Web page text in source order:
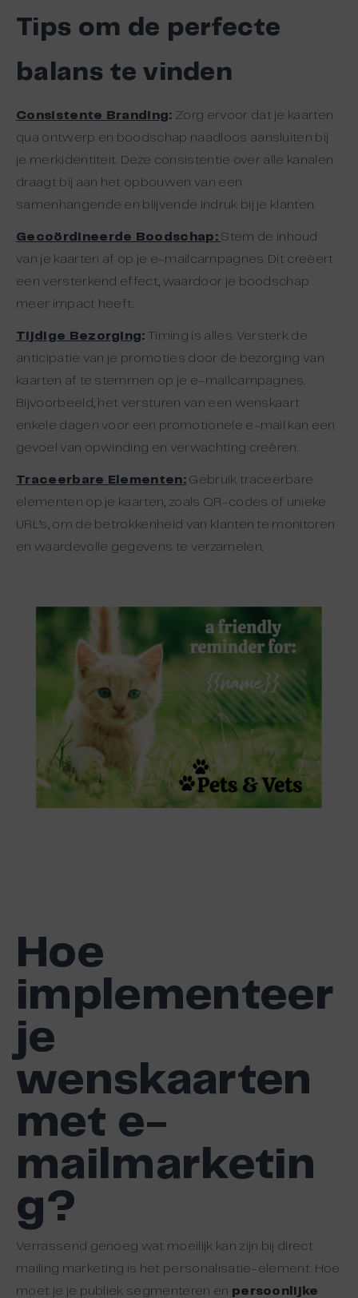
Tips om de perfecte
balans te vinden
Consistente Branding: Zorg ervoor dat je kaarten
qua ontwerp en boodschap naadloos aansluiten bij
je merkidentiteit. Deze consistentie over alle kanalen
draagt bij aan het opbouwen van een
samenhangende en blijvende indruk bij je klanten.
Gecoördineerde Boodschap: Stem de inhoud
van je kaarten af op je e-mailcampagnes. Dit creëert
een versterkend effect, waardoor je boodschap
meer impact heeft.
Tijdige Bezorging: Timing is alles. Versterk de
anticipatie van je promoties door de bezorging van
kaarten af te stemmen op je e-mailcampagnes.
Bijvoorbeeld, het versturen van een wenskaart
enkele dagen voor een promotionele e-mail kan een
gevoel van opwinding en verwachting creëren.
Traceerbare Elementen: Gebruik traceerbare
elementen op je kaarten, zoals QR-codes of unieke
URL’s, om de betrokkenheid van klanten te monitoren
en waardevolle gegevens te verzamelen.
Hoe
implementeer
je
wenskaarten
met e-
mailmarketin
g?
Verrassend genoeg wat moeilijk kan zijn bij direct
mailing marketing is het personalisatie-element. Hoe
moet je je publiek segmenteren en persoonlijke